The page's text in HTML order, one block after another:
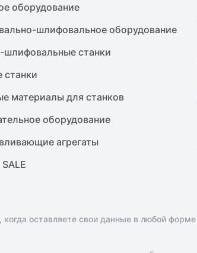
оборудование
шлифовальное оборудование
станки
станки
материалы для станков
оборудование
агрегаты
оставляете свои данные в любой форме